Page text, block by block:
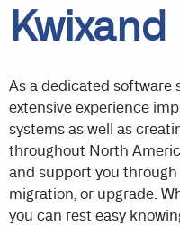
Kwixand
As a dedicated software
extensive experience
systems as well as
throughout North
and support you
migration, or upgrade.
you can rest easy